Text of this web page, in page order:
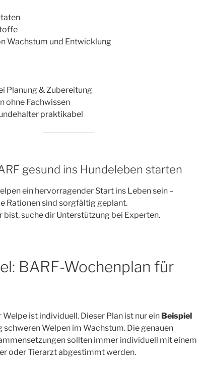
Wachstum und Entwicklung
Planung & Zubereitung
ohne Fachwissen
praktikabel
gesund ins Hundeleben starten
ein hervorragender Start ins Leben sein –
Rationen sind sorgfältig geplant.
bist, suche dir Unterstützung bei Experten.
BARF-Wochenplan für
Welpe ist individuell. Dieser Plan ist nur ein Beispiel
schweren Welpen im Wachstum. Die genauen
sollten immer individuell mit einem
oder Tierarzt abgestimmt werden.